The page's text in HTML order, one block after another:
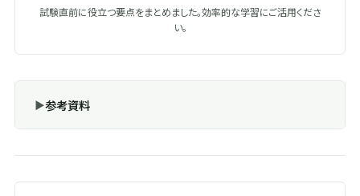
試験直前に役立つ要点をまとめました。効率的な学習にご活用くださ
い。
参考資料